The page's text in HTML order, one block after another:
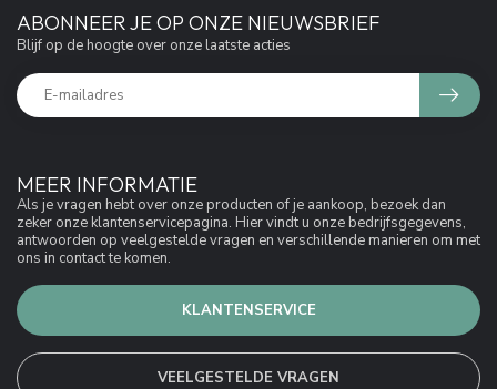
MEER INFORMATIE
Als je vragen hebt over onze producten of je aankoop, bezoek dan
zeker onze klantenservicepagina. Hier vindt u onze bedrijfsgegevens,
antwoorden op veelgestelde vragen en verschillende manieren om met
ons in contact te komen.
KLANTENSERVICE
VEELGESTELDE VRAGEN
ABONNEER JE OP ONZE NIEUWSBRIEF
Blijf op de hoogte over onze laatste acties